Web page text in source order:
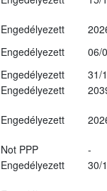
Engedélyezett
Engedélyezett
06/
Engedélyezett
31/
Engedélyezett
Engedélyezett
Not PPP
-
Engedélyezett
30/